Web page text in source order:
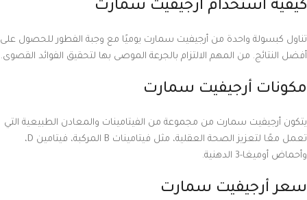
كيفية استخدام أرجيفيت سمارت
تناول كبسولة واحدة من أرجيفيت سمارت يوميًا مع وجبة الفطور للحصول على
أفضل النتائج. من المهم الالتزام بالجرعة الموصى بها لتحقيق الفوائد القصوى.
مكونات أرجيفيت سمارت
يتكون أرجيفيت سمارت من مجموعة من الفيتامينات والمعادن الطبيعية التي
تعمل معًا لتعزيز الصحة العقلية، مثل فيتامينات B المركبة، فيتامين D،
وأحماض أوميغا-3 الدهنية.
سعر أرجيفيت سمارت